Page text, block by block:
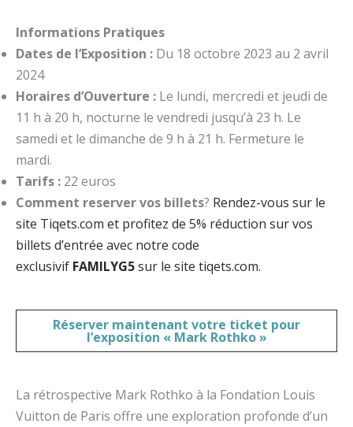
Informations Pratiques
Dates de l’Exposition : Du 18 octobre 2023 au 2 avril
2024
Horaires d’Ouverture : Le lundi, mercredi et jeudi de
11 h à 20 h, nocturne le vendredi jusqu’à 23 h. Le
samedi et le dimanche de 9 h à 21 h. Fermeture le
mardi.
Tarifs : 22 euros
Comment reserver vos billets? Rendez-vous sur le
site Tiqets.com et profitez de 5% réduction sur vos
billets d’entrée avec notre code
exclusivif FAMILYG5sur le site tiqets.com.
Réserver maintenant votre ticket pour
l’exposition « Mark Rothko »
La rétrospective Mark Rothko à la Fondation Louis
Vuitton de Paris offre une exploration profonde d’un